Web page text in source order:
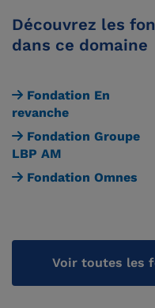
Découvrez les
dans ce domaine
Fondation En
revanche
Fondation Groupe
LBP AM
Fondation Omnes
Voir toutes les